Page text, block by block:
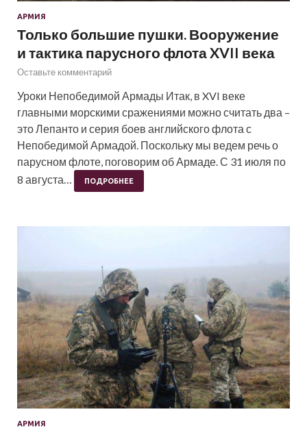
АРМИЯ
Только большие пушки. Вооружение
и тактика парусного флота XVII века
Оставьте комментарий
Уроки Непобедимой Армады Итак, в XVI веке
главными морскими сражениями можно считать два –
это Лепанто и серия боев английского флота с
Непобедимой Армадой. Поскольку мы ведем речь о
парусном флоте, поговорим об Армаде. С 31 июля по
8 августа…
ПОДРОБНЕЕ
АРМИЯ